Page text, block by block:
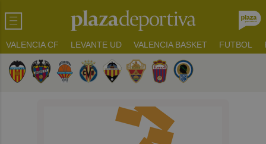
VALENCIA CF LEVANTE UD VALENCIA BASKET FUTBOL